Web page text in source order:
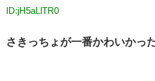
ID:jH5aLlTR0
さきっちょが一番かわいかっ